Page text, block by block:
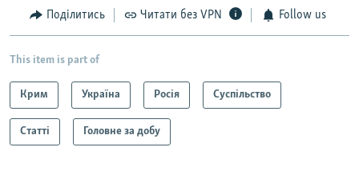
Поділитись Читати без VPN Follow us
This item is part of
Крим Україна Росія Суспільство
Статті Головне за добу